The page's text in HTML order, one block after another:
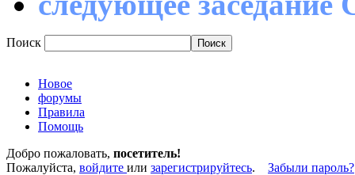
Поиск
Новое
форумы
Правила
Помощь
Добро пожаловать, посетитель!
Пожалуйста, войдите или зарегистрируйтесь. Забыли пароль?